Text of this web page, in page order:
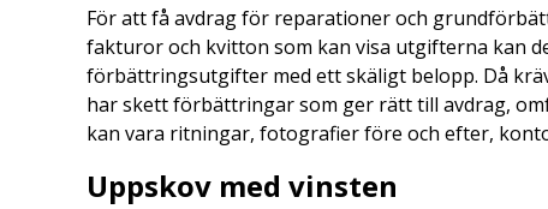
För att få avdrag för reparationer och
fakturor och kvitton som kan visa utgifterna kan
förbättringsutgifter med ett skäligt belopp. Då
har skett förbättringar som ger rätt till avdrag,
kan vara ritningar, fotografier före och efter,
Uppskov med vinsten